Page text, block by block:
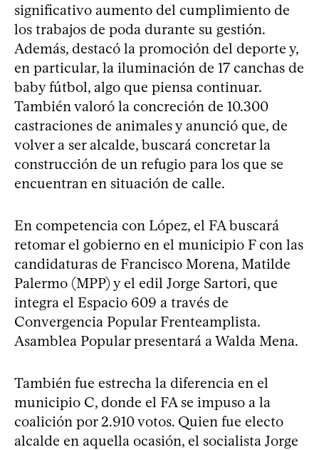
significativo aumento del cumplimiento de
los trabajos de poda durante su gestión.
Además, destacó la promoción del deporte y,
en particular, la iluminación de 17 canchas de
baby fútbol, algo que piensa continuar.
También valoró la concreción de 10.300
castraciones de animales y anunció que, de
volver a ser alcalde, buscará concretar la
construcción de un refugio para los que se
encuentran en situación de calle.
En competencia con López, el FA buscará
retomar el gobierno en el municipio F con las
candidaturas de Francisco Morena, Matilde
Palermo (MPP) y el edil Jorge Sartori, que
integra el Espacio 609 a través de
Convergencia Popular Frenteamplista.
Asamblea Popular presentará a Walda Mena.
También fue estrecha la diferencia en el
municipio C, donde el FA se impuso a la
coalición por 2.910 votos. Quien fue electo
alcalde en aquella ocasión, el socialista Jorge